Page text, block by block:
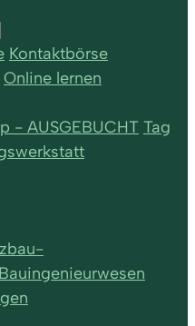
Kontaktbörse
Online lernen
- AUSGEBUCHT Tag